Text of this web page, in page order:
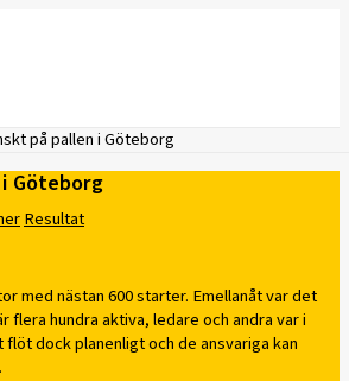
på pallen i Göteborg
Göteborg
Resultat
med nästan 600 starter. Emellanåt var det
flera hundra aktiva, ledare och andra var i
dock planenligt och de ansvariga kan